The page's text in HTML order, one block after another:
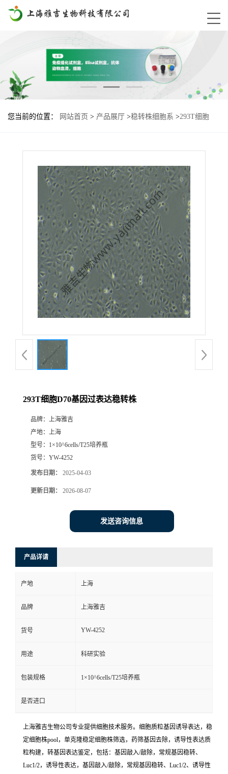
您当前的位置： 网站首页 > 产品展厅 >稳转株细胞系 >293T细胞
293T细胞D70基因过表达稳转株
品牌： 上海雅吉
产地： 上海
型号： 1×10^6cells/T25培养瓶
货号： YW-4252
发布日期： 2025-04-03
更新日期： 2026-08-07
发送咨询信息
产品详请
产地 上海
品牌 上海雅吉
货号 YW-4252
用途 科研实验
包装规格 1×10^6cells/T25培养瓶
是否进口
上海雅吉生物公司专业提供细胞技术服务。细胞质粒基因诱导表达，稳
定细胞株pool，单克隆稳定细胞株筛选，药筛基因去除，诱导性表达质
粒构建，转基因表达鉴定，包括：基因敲入/敲除，常规基因稳转、
Luc1/2，诱导性表达，基因敲入/敲除，常规基因稳转、Luc1/2、诱导性